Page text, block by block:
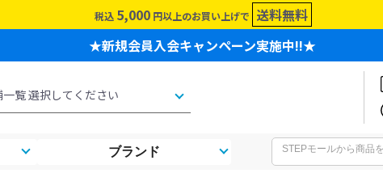
税込 5,000 円以上のお買い上げで 送料無料
★新規会員入会キャンペーン実施中!!★
ブランド